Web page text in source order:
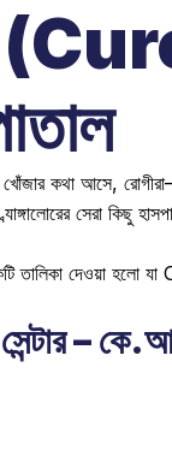
সেরা কিছু
তালিকা দেওয়া
সেন্টার –